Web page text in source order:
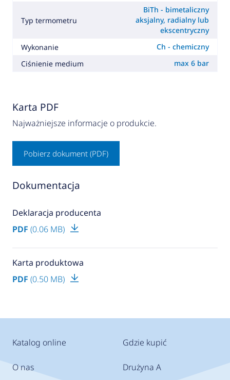
Typ termometru
BiTh - bimetaliczny
aksjalny, radialny lub
ekscentryczny
Wykonanie
Ch - chemiczny
Ciśnienie medium
max 6 bar
Karta PDF
Najważniejsze informacje o produkcie.
Pobierz dokument (PDF)
Dokumentacja
Deklaracja producenta
PDF (0.06 MB)
Karta produktowa
PDF (0.50 MB)
Katalog online
O nas
Gdzie kupić
Drużyna A